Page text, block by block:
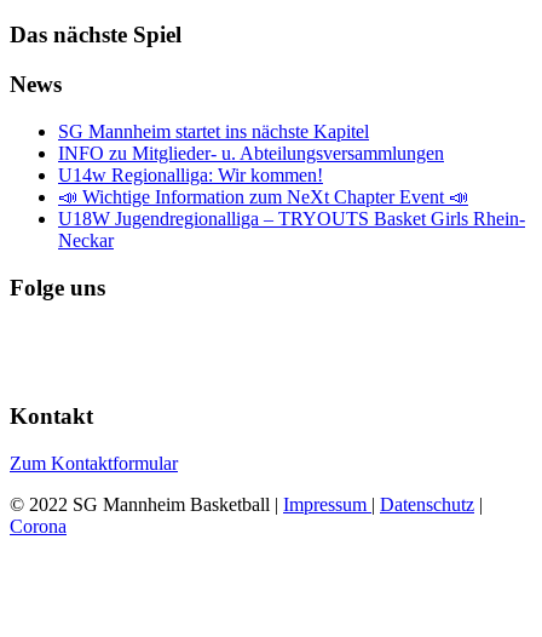
Das nächste Spiel
News
SG Mannheim startet ins nächste Kapitel
INFO zu Mitglieder- u. Abteilungsversammlungen
U14w Regionalliga: Wir kommen!
📣 Wichtige Information zum NeXt Chapter Event 📣
U18W Jugendregionalliga – TRYOUTS Basket Girls Rhein-
Neckar
Folge uns
Kontakt
Zum Kontaktformular
© 2022 SG Mannheim Basketball | Impressum | Datenschutz |
Corona